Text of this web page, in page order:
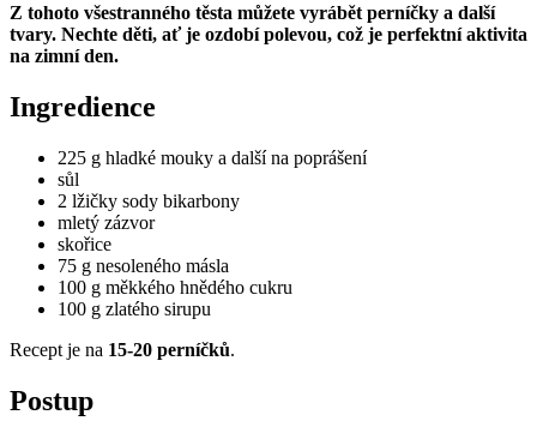
Z tohoto všestranného těsta můžete vyrábět perníčky a další
tvary. Nechte děti, ať je ozdobí polevou, což je perfektní aktivita
na zimní den.
Ingredience
225 g hladké mouky a další na poprášení
sůl
2 lžičky sody bikarbony
mletý zázvor
skořice
75 g nesoleného másla
100 g měkkého hnědého cukru
100 g zlatého sirupu
Recept je na 15-20 perníčků.
Postup